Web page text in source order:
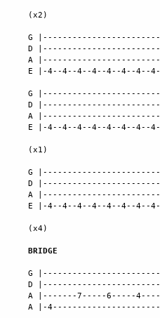
(x2)
G
D
A |-------------------------
E |-4--4--4--4--4--4--
G
D
A |-------------------------
E |-4--4--4--4--4--4--
(x1)
G
D
A
E |-4--4--4--4--4--4--
(x4)
BRIDGE
G
D
A |-------7-----6-----
A |-